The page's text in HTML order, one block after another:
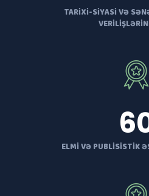
TARIXI-SIYASI VƏ
ELMI VƏ PUBLISISTIK